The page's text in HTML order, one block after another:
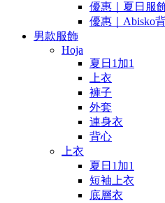
優惠｜夏日服
優惠｜Abisko
男款服飾
Hoja
夏日1加1
上衣
褲子
外套
連身衣
背心
上衣
夏日1加1
短袖上衣
底層衣